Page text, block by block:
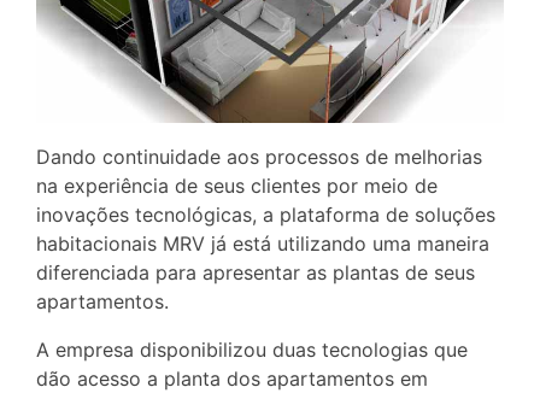
Dando continuidade aos processos de melhorias
na experiência de seus clientes por meio de
inovações tecnológicas, a plataforma de soluções
habitacionais MRV já está utilizando uma maneira
diferenciada para apresentar as plantas de seus
apartamentos.
A empresa disponibilizou duas tecnologias que
dão acesso a planta dos apartamentos em